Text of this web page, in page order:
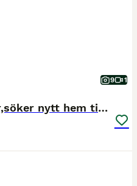
9 1
Två fantastiska valacker,söker nytt hem tillsamman